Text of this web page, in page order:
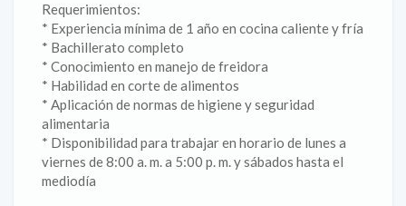
Requerimientos:
* Experiencia mínima de 1 año en cocina caliente y fría
* Bachillerato completo
* Conocimiento en manejo de freidora
* Habilidad en corte de alimentos
* Aplicación de normas de higiene y seguridad
alimentaria
* Disponibilidad para trabajar en horario de lunes a
viernes de 8:00 a. m. a 5:00 p. m. y sábados hasta el
mediodía